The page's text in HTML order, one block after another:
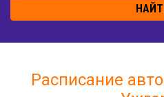
Расписание